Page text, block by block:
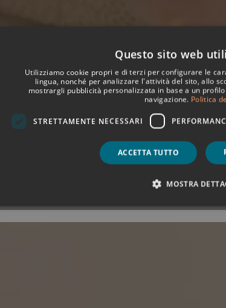
PRENOTAZIONE TRANSFER
Questo sito web
Utilizziamo cookie propri e di terzi per configurare le
lingua, nonché per analizzare l'attività del sito, allo
mostrargli pubblicità personalizzata in base a un
navigazione. Politica
STRETTAMENTE NECESSARI
ACCETTA TUTTO
MOSTRA